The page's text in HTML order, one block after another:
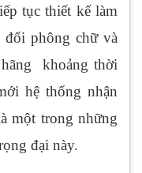
tục thiết kế làm
phông chữ và
khoảng thời
hệ thống nhận
một trong những
đại này.